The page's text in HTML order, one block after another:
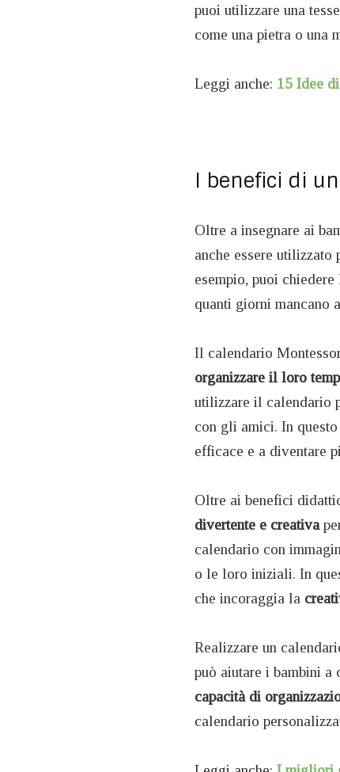
puoi utilizzare una
come una pietra o una
Leggi anche: 15 Idee
I benefici di
Oltre a insegnare ai
anche essere utilizzato
esempio, puoi
quanti giorni mancano
Il calendario
organizzare il loro
utilizzare il calendario
con gli amici. In
efficace e a diventare
Oltre ai benefici
divertente e creativa
calendario con
o le loro iniziali. In
che incoraggia la
Realizzare un
può aiutare i bambini a
capacità di
calendario